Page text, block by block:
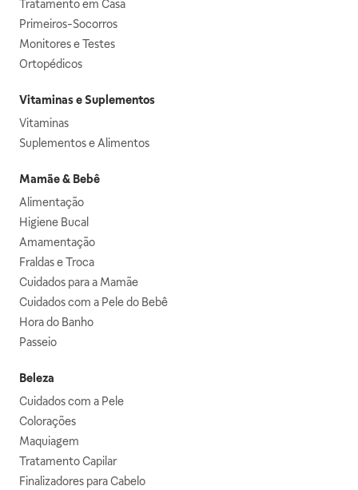
Tratamento em Casa
Primeiros-Socorros
Monitores e Testes
Ortopédicos
Vitaminas e Suplementos
Vitaminas
Suplementos e Alimentos
Mamãe & Bebê
Alimentação
Higiene Bucal
Amamentação
Fraldas e Troca
Cuidados para a Mamãe
Cuidados com a Pele do Bebê
Hora do Banho
Passeio
Beleza
Cuidados com a Pele
Colorações
Maquiagem
Tratamento Capilar
Finalizadores para Cabelo